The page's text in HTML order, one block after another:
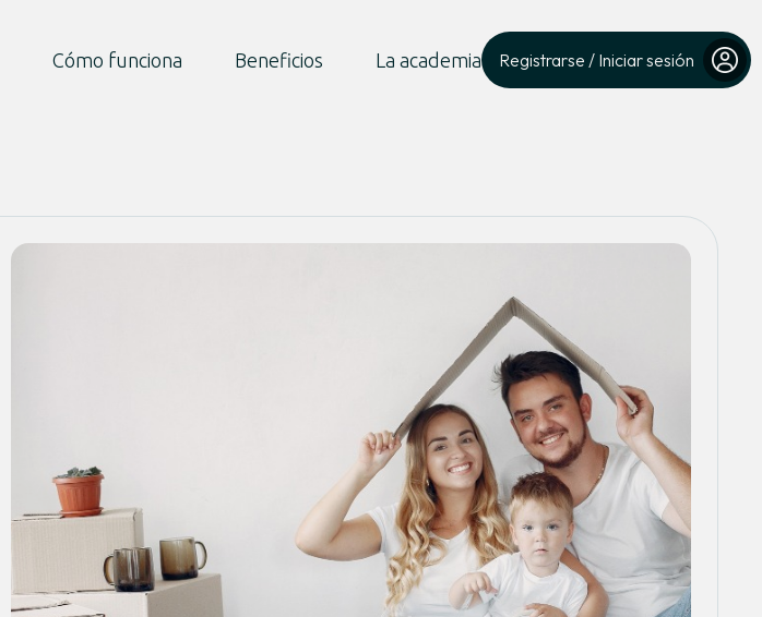
Cómo funciona Beneficios La academia Registrarse / Iniciar sesión